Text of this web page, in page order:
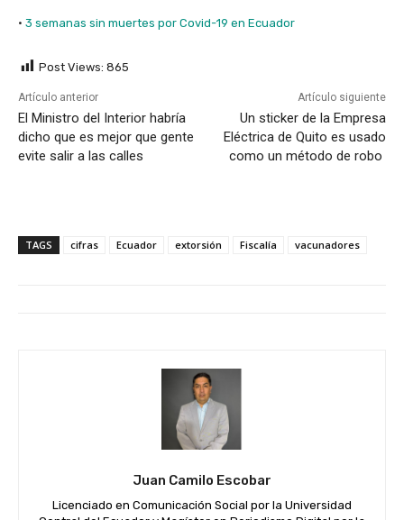
· 3 semanas sin muertes por Covid-19 en Ecuador
Post Views: 865
Artículo anterior
El Ministro del Interior habría
dicho que es mejor que gente
evite salir a las calles
Artículo siguiente
Un sticker de la Empresa
Eléctrica de Quito es usado
como un método de robo
TAGS cifras Ecuador extorsión Fiscalía vacunadores
Juan Camilo Escobar
Licenciado en Comunicación Social por la Universidad